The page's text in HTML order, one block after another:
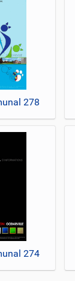
278
274